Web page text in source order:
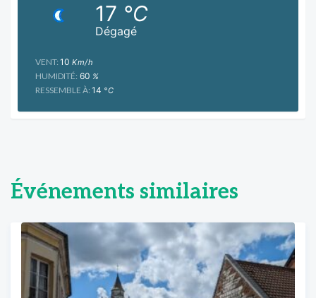
Dégagé
17 °C
VENT: 10 Km/h
HUMIDITÉ: 60 %
RESSEMBLE À: 14 °C
Événements similaires